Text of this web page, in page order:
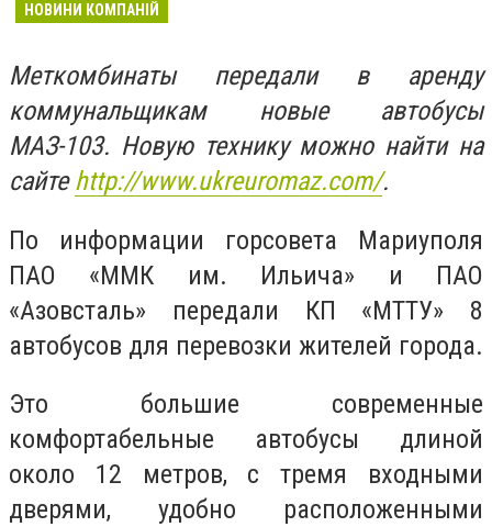
НОВИНИ КОМПАНІЙ
Меткомбинаты передали в аренду
коммунальщикам новые автобусы
МАЗ-103. Новую технику можно найти на
сайтеhttp://www.ukreuromaz.com/.
По информации горсовета Мариуполя
ПАО «ММК им. Ильича» и ПАО
«Азовсталь» передали КП «МТТУ» 8
автобусов для перевозки жителей города.
Это большие современные
комфортабельные автобусы длиной
около 12 метров, с тремя входными
дверями, удобно расположенными